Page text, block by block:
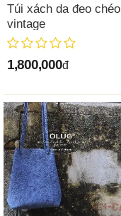
Túi xách da đeo chéo
vintage
1,800,000đ